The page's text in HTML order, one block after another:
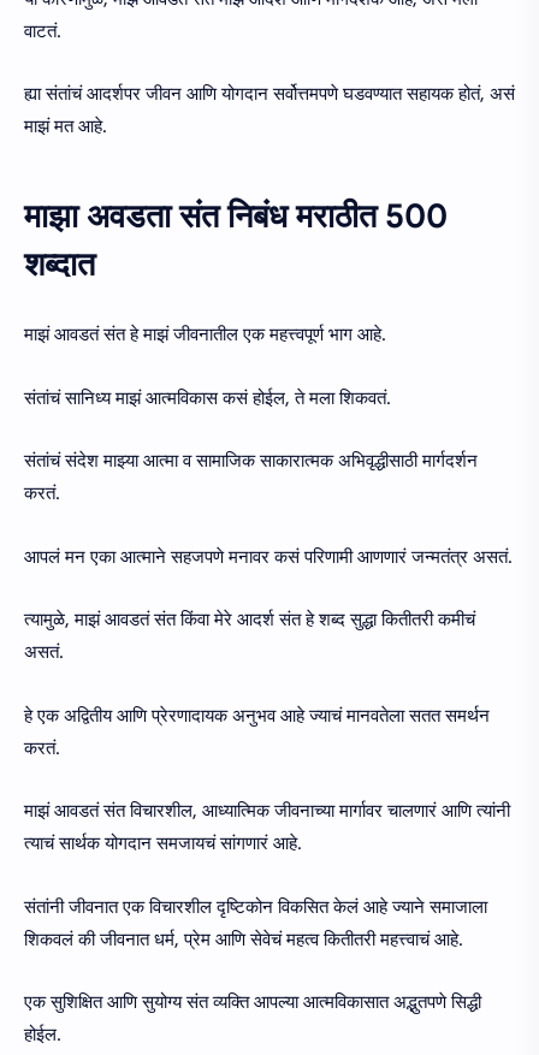
वाटतं.
ह्या संतांचं आदर्शपर जीवन आणि योगदान सर्वोत्तमपणे घडवण्यात सहायक होतं, असं
माझं मत आहे.
माझा अवडता संत निबंध मराठीत 500
शब्दात
माझं आवडतं संत हे माझं जीवनातील एक महत्त्वपूर्ण भाग आहे.
संतांचं सानिध्य माझं आत्मविकास कसं होईल, ते मला शिकवतं.
संतांचं संदेश माझ्या आत्मा व सामाजिक साकारात्मक अभिवृद्धीसाठी मार्गदर्शन
करतं.
आपलं मन एका आत्माने सहजपणे मनावर कसं परिणामी आणणारं जन्मतंत्र असतं.
त्यामुळे, माझं आवडतं संत किंवा मेरे आदर्श संत हे शब्द सुद्धा कितीतरी कमीचं
असतं.
हे एक अद्वितीय आणि प्रेरणादायक अनुभव आहे ज्याचं मानवतेला सतत समर्थन
करतं.
माझं आवडतं संत विचारशील, आध्यात्मिक जीवनाच्या मार्गावर चालणारं आणि त्यांनी
त्याचं सार्थक योगदान समजायचं सांगणारं आहे.
संतांनी जीवनात एक विचारशील दृष्टिकोन विकसित केलं आहे ज्याने समाजाला
शिकवलं की जीवनात धर्म, प्रेम आणि सेवेचं महत्व कितीतरी महत्त्वाचं आहे.
एक सुशिक्षित आणि सुयोग्य संत व्यक्ति आपल्या आत्मविकासात अद्भुतपणे सिद्धी
होईल.